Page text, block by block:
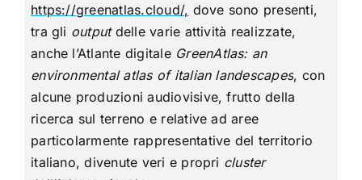
https://greenatlas.cloud/, dove sono presenti,
tra gli output delle varie attività realizzate,
anche l’Atlante digitale GreenAtlas: an
environmental atlas of italian landescapes, con
alcune produzioni audiovisive, frutto della
ricerca sul terreno e relative ad aree
particolarmente rappresentative del territorio
italiano, divenute veri e propri cluster